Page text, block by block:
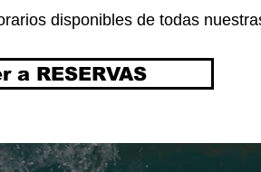
disponibles de todas
a RESERVAS